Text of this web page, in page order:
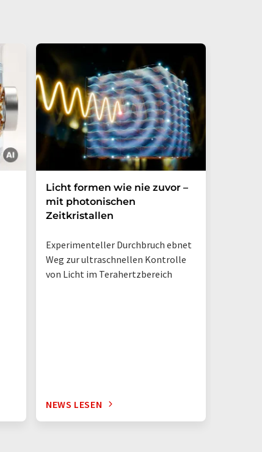
Licht formen wie nie zuvor –
mit photonischen
Zeitkristallen
Experimenteller Durchbruch ebnet
Weg zur ultraschnellen Kontrolle
von Licht im Terahertzbereich
NEWS LESEN